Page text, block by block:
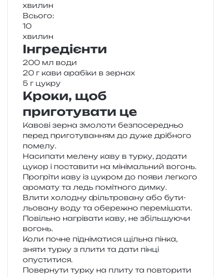
хви­лин
Всього:
10
хви­лин
Інгредієнти
200 мл води
20 г кави ара­бі­ки в зернах
5 г цукру
Кроки, щоб
приготувати це
Кавові зерна змо­ло­ти без­по­се­ре­дньо
перед при­го­ту­ва­н­ням до дуже дрі­бно­го
помелу.
Насипати меле­ну каву в турку, дода­ти
цукор і поста­ви­ти на міні­маль­ний вогонь.
Прогріти каву із цукром до появи лег­ко­го
аро­ма­ту та ледь помі­тно­го димку.
Влити холо­дну філь­тро­ва­ну або бути­
льо­ва­ну воду та обе­ре­жно перемішати.
Повільно нагрі­ва­ти каву, не збіль­шу­ю­чи
вогонь.
Коли почне під­ні­ма­ти­ся щіль­на пінка,
зняти турку з плити та дати пінці
опуститися.
Повернути турку на плиту та повто­ри­ти